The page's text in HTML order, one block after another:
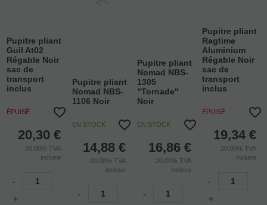
Pupitre pliant
Guil At02
Régable Noir
sac de
transport
inclus
ÉPUISÉ
20,30 €
20.00%TVA
incluse
-
+
Pupitre pliant
Nomad NBS-
1106 Noir
EN STOCK
14,88 €
20.00%TVA
incluse
-
Pupitre pliant
Nomad NBS-
1305
"Tornade"
Noir
EN STOCK
16,86 €
20.00% TVA
incluse
-
Pupitre pliant
Ragtime
Aluminium
Régable Noir
sac de
transport
inclus
ÉPUISÉ
19,34 €
20.00%TVA
incluse
-
+